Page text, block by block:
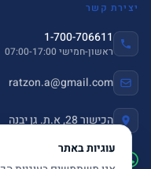
עוגיות באתר
יצירת קשר
1-700-706611
ראשון-חמישי 07:00-17:00
ratzon.a@gmail.com
הכישור 28, א.ת. גן יבנה